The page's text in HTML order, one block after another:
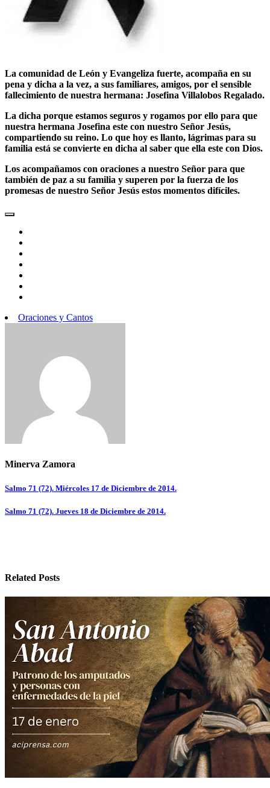
La comunidad de León y Evangeliza fuerte, acompaña en su
pena y dicha a la vez, a sus familiares, amigos, por el sensible
fallecimiento de nuestra hermana: Josefina Villalobos Regalado.
La dicha porque estamos seguros y rogamos por ello para que
nuestra hermana Josefina este con nuestro Señor Jesús,
compartiendo su reino. Lo que hoy es llanto, lágrimas para su
familia está se convierte en dicha al saber que ella este con Dios.
Los acompañamos con oraciones a nuestro Señor para que
también de paz a su familia y superen por la fuerza de los
promesas de nuestro Señor Jesús estos momentos difíciles.
Oraciones y Cantos
Minerva Zamora
Navegación
de
Salmo 71 (72). Miércoles 17 de Diciembre de 2014.
Salmo 71 (72). Jueves 18 de Diciembre de 2014.
Related Posts